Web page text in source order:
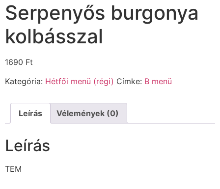
Serpenyős burgonya
kolbásszal
1690 Ft
Kategória: Hétfői menü (régi) Címke: B menü
Leírás Vélemények (0)
Leírás
TEM